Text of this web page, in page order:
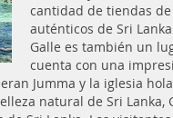
cantidad de tiendas
auténticos de Sri
Galle es también un
cuenta con una
Jumma y la iglesia
natural de Sri